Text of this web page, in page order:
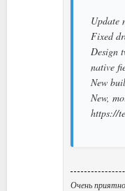
Update
Fixed
Design
native
New
New,
https://
Очень